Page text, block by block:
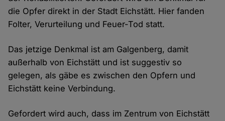
die Opfer direkt in der Stadt Eichstätt. Hier fanden
Folter, Verurteilung und Feuer-Tod statt.
Das jetzige Denkmal ist am Galgenberg, damit
außerhalb von Eichstätt und ist suggestiv so
gelegen, als gäbe es zwischen den Opfern und
Eichstätt keine Verbindung.
Gefordert wird auch, dass im Zentrum von Eichstätt